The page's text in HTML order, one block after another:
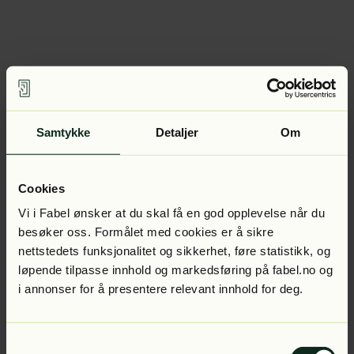
Samtykke Detaljer Om
Cookies
Vi i Fabel ønsker at du skal få en god opplevelse når du
besøker oss. Formålet med cookies er å sikre
nettstedets funksjonalitet og sikkerhet, føre statistikk, og
løpende tilpasse innhold og markedsføring på fabel.no og
i annonser for å presentere relevant innhold for deg.